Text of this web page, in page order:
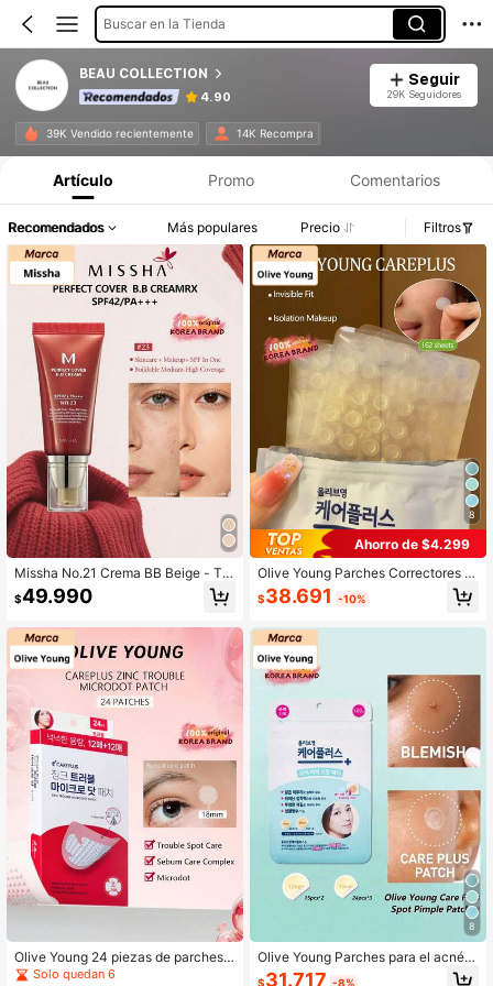
Buscar en la Tienda
BEAU COLLECTION
4.90
Seguir
29K Seguidores
39K Vendido recientemente 14K Recompra
Artículo Promo Comentarios
Recomendados Más populares Precio Filtros
Missha No.21 Crema BB Beige - To
no frío transparente, FPS 42 PA++
+, 50ml - Crema hidratante de maq
$49.990
Olive Young 24 piezas de parches p
ara acné con micro-puntos de zinc,
Solo quedan 6
8
Ahorro de $4.299
Olive Young Parches Correctores d
e Acné Care Plus 162 piezas
$38.691 -10%
8
Olive Young Parches para el acné C
are Plus, parches de ocultación de
$31.717 -8%